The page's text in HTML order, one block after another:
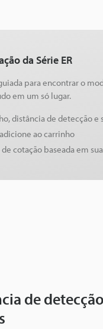
da Série ER
para encontrar o
em um só lugar.
distância de detecção e
ao carrinho
cotação baseada em
de